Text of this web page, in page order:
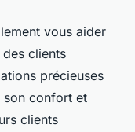
vous aider
clients
précieuses
son confort et
clients